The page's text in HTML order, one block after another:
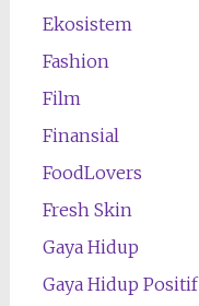
Ekosistem
Fashion
Film
Finansial
FoodLovers
Fresh Skin
Gaya Hidup
Gaya Hidup Positif